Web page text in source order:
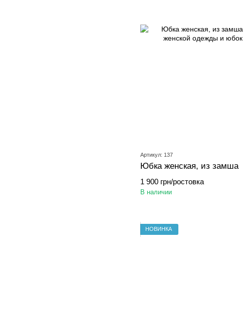
Артикул: 137
Юбка женская, из замша
1 900 грн/ростовка
В наличии
НОВИНКА